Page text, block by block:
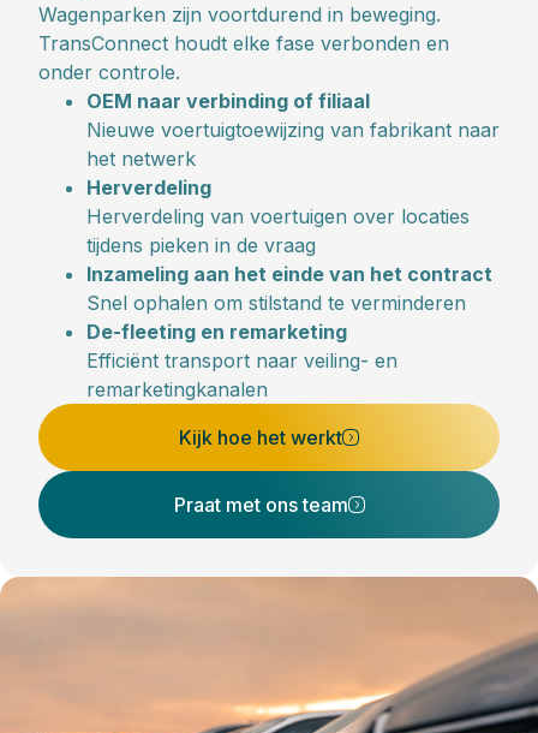
Wagenparken zijn voortdurend in beweging.
TransConnect houdt elke fase verbonden en
onder controle.
OEM naar verbinding of filiaal
Nieuwe voertuigtoewijzing van fabrikant naar
het netwerk
Herverdeling
Herverdeling van voertuigen over locaties
tijdens pieken in de vraag
Inzameling aan het einde van het contract
Snel ophalen om stilstand te verminderen
De-fleeting en remarketing
Efficiënt transport naar veiling- en
remarketingkanalen
Kijk hoe het werkt
Praat met ons team